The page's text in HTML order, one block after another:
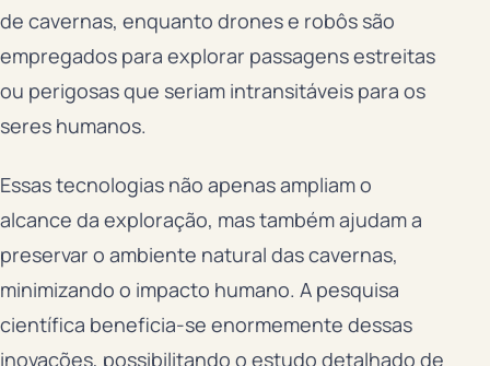
de cavernas, enquanto drones e robôs são
empregados para explorar passagens estreitas
ou perigosas que seriam intransitáveis para os
seres humanos.
Essas tecnologias não apenas ampliam o
alcance da exploração, mas também ajudam a
preservar o ambiente natural das cavernas,
minimizando o impacto humano. A pesquisa
científica beneficia-se enormemente dessas
inovações, possibilitando o estudo detalhado de